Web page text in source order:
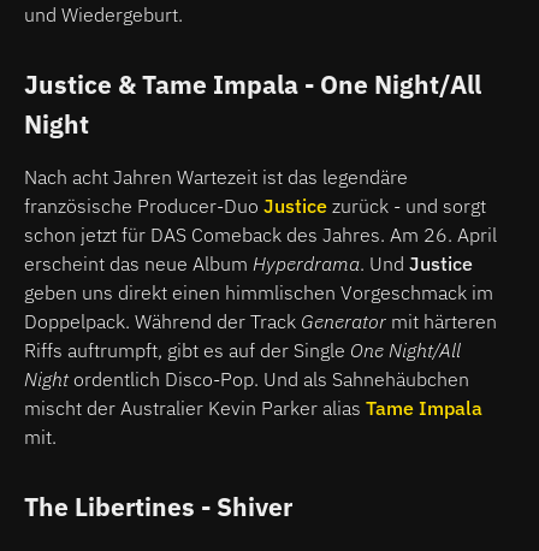
und Wiedergeburt.
Justice & Tame Impala - One Night/All
Night
Nach acht Jahren Wartezeit ist das legendäre
französische Producer-Duo Justice zurück - und sorgt
schon jetzt für DAS Comeback des Jahres. Am 26. April
erscheint das neue Album Hyperdrama. Und Justice
geben uns direkt einen himmlischen Vorgeschmack im
Doppelpack. Während der Track Generator mit härteren
Riffs auftrumpft, gibt es auf der Single One Night/All
Nightordentlich Disco-Pop. Und als Sahnehäubchen
mischt der Australier Kevin Parker alias Tame Impala
mit.
The Libertines - Shiver